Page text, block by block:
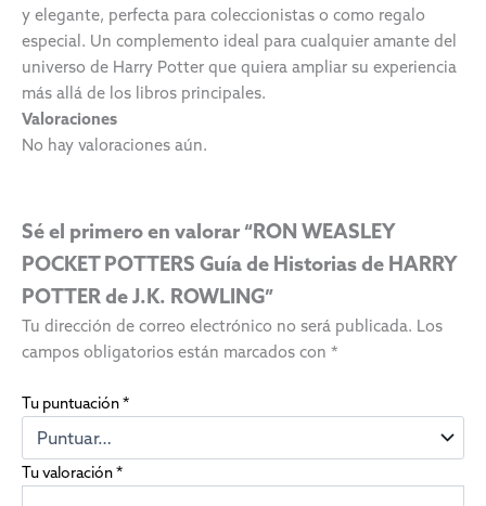
y elegante, perfecta para coleccionistas o como regalo
especial. Un complemento ideal para cualquier amante del
universo de Harry Potter que quiera ampliar su experiencia
más allá de los libros principales.
Valoraciones
No hay valoraciones aún.
Sé el primero en valorar “RON WEASLEY
POCKET POTTERS Guía de Historias de HARRY
POTTER de J.K. ROWLING”
Tu dirección de correo electrónico no será publicada. Los
campos obligatorios están marcados con *
Tu puntuación*
Tu valoración*